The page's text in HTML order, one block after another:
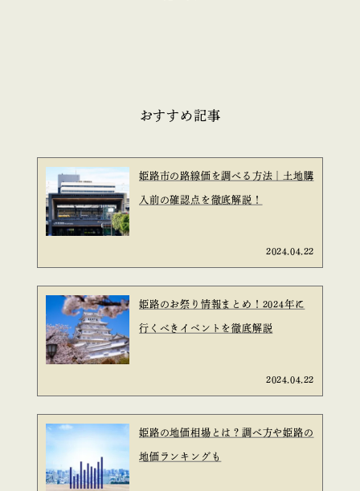
おすすめ記事
姫路市の路線価を調べる方法｜土地購
入前の確認点を徹底解説！
2024.04.22
姫路のお祭り情報まとめ！2024年に
行くべきイベントを徹底解説
2024.04.22
姫路の地価相場とは？調べ方や姫路の
地価ランキングも